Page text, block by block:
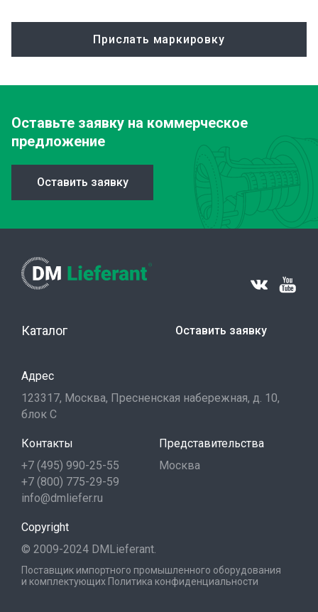
Прислать маркировку
Оставьте заявку на коммерческое
предложение
Оставить заявку
Каталог Оставить заявку
Адрес
123317, Москва, Пресненская набережная, д. 10,
блок С
Контакты
+7 (495) 990-25-55
+7 (800) 775-29-59
info@dmliefer.ru
Представительства
Москва
Copyright
© 2009-2024 DMLieferant.
Поставщик импортного промышленного оборудования
и комплектующих Политика конфиденциальности